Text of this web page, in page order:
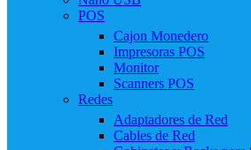
POS
Cajon Monedero
Impresoras POS
Monitor
Scanners POS
Redes
Adaptadores de Red
Cables de Red